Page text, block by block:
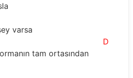
varsa
D
tam ortasından